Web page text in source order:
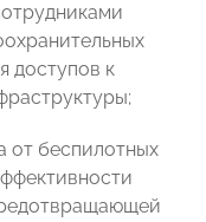
доступов к
от беспилотных